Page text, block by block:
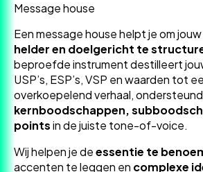
Message house
Een message house helpt je om jouw
helder en doelgericht te
beproefde instrument destilleert
USP’s, ESP’s, VSP en waarden tot
overkoepelend verhaal,
kernboodschappen,
pointsin de juiste tone-of-voice.
Wij helpen je deessentie te
accenten te leggen en complexe